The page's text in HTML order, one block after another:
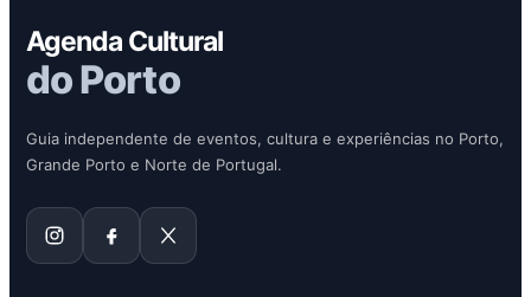
Agenda Cultural
do Porto
Guia independente de eventos, cultura e experiências no Porto,
Grande Porto e Norte de Portugal.